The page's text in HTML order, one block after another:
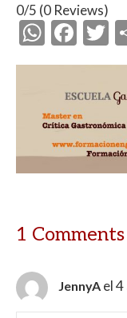
0/5 (0 Reviews)
W
h
at
s
A
p
F
ac
e
b
o
o
T
itt
1 Comments
JennyA el